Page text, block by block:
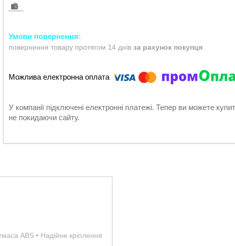
повернення товару протягом 14 днів за рахунок покупця
У компанії підключені електронні платежі. Тепер ви можете
не покидаючи сайту.
ABS • Надійне кріплення